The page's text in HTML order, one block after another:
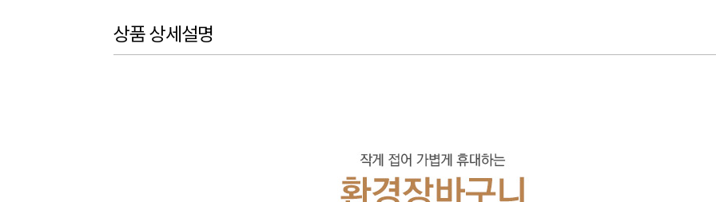
상품 상세설명